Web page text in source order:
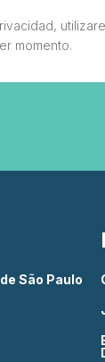
momento.
São Paulo